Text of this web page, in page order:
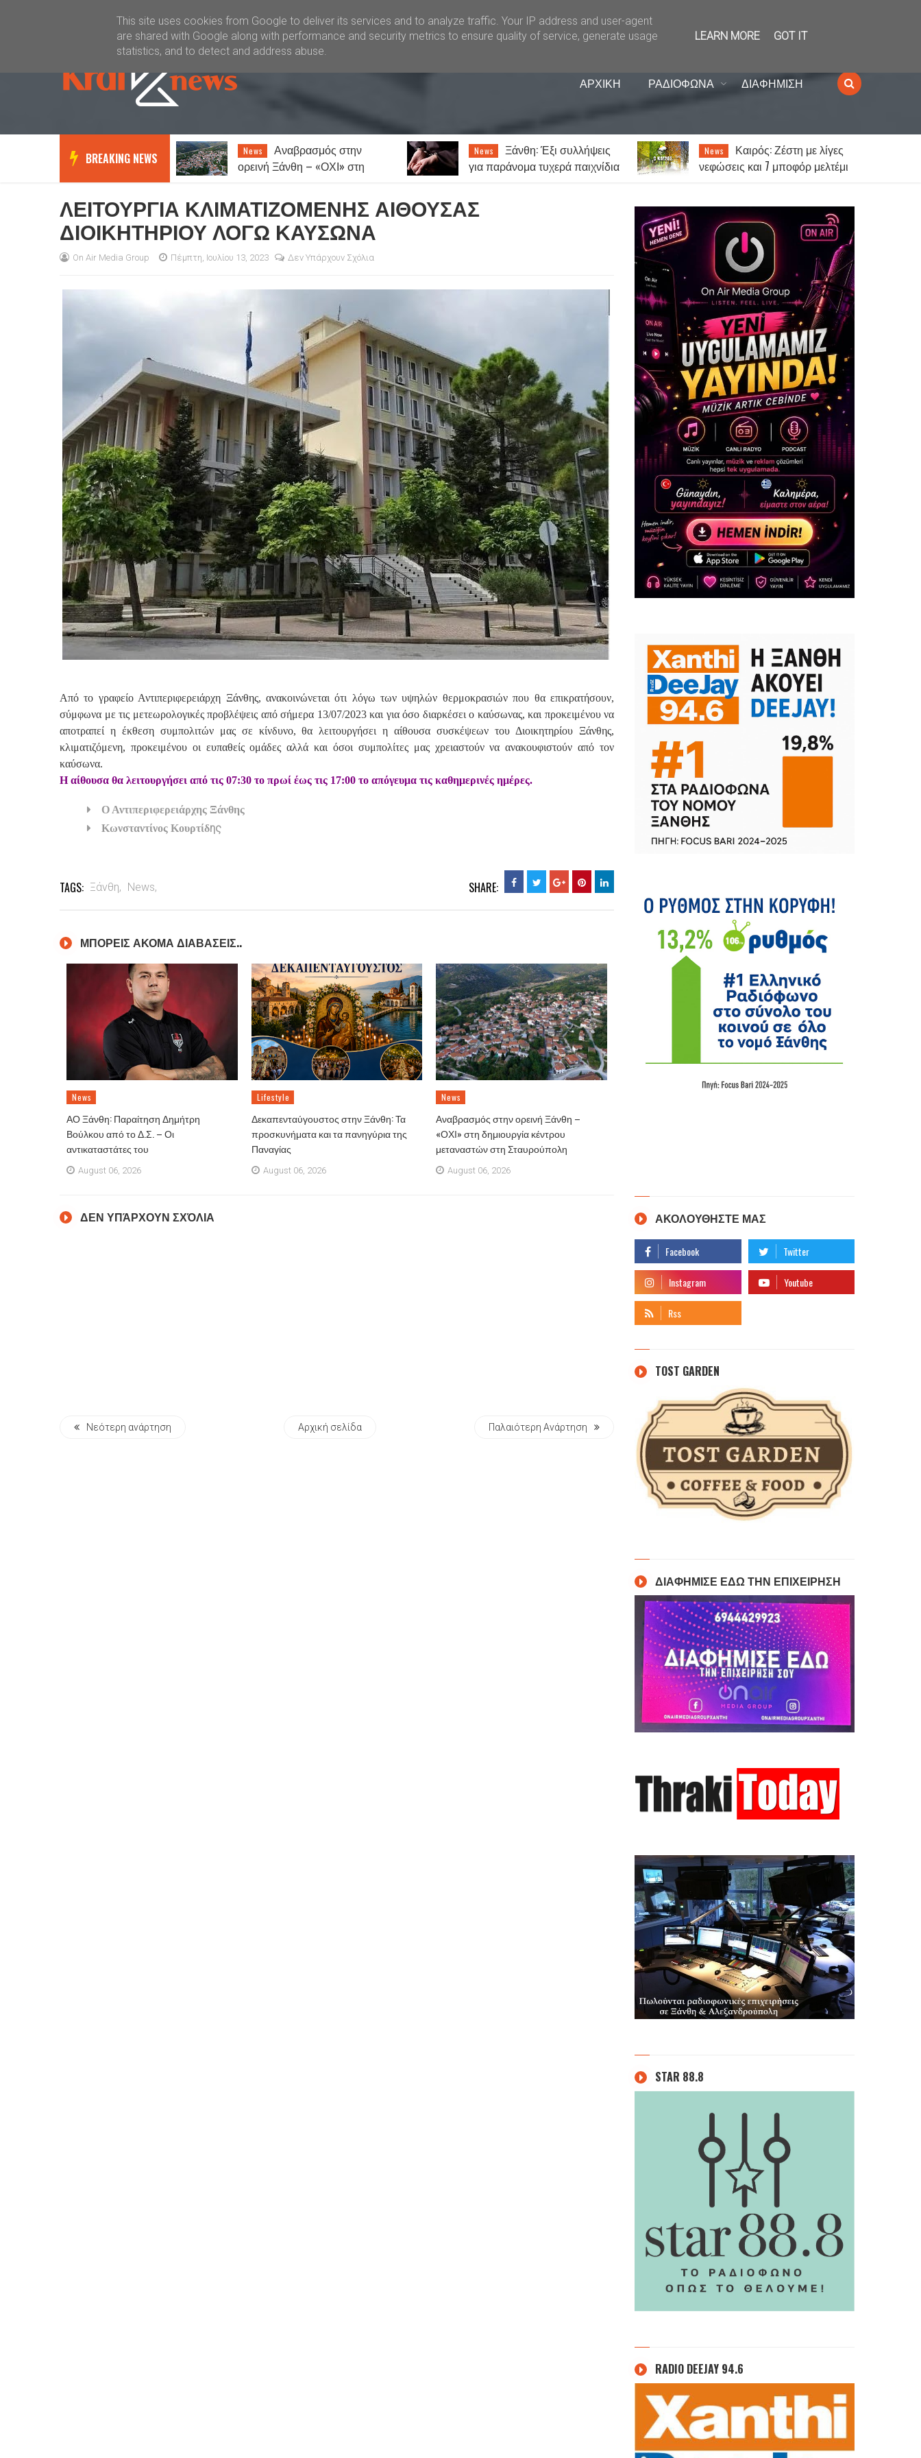
Καλώς ήλθατε Kral News
ΑΡΧΙΚΗ ΡΑΔΙΟΦΩΝΑ ΔΙΑΦΗΜΙΣΗ
BREAKING NEWS
Αναβρασμός στην
ορεινή Ξάνθη – «ΟΧΙ» στη
δημιουργία κέντρου
μεταναστών στη Σταυρούπολη
News
Ξάνθη: Έξι συλλήψεις
για παράνομα τυχερά παιχνίδια
News
Καιρός: Ζέστη με λίγες
νεφώσεις και 7 μποφόρ μελτέμι
News
Κώστας Ανυφαντάκης:
«Ο ΑΟΞ είναι πολύ μεγάλη
ΛΕΙΤΟΥΡΓΙΑ ΚΛΙΜΑΤΙΖΟΜΕΝΗΣ ΑΙΘΟΥΣΑΣ
ΔΙΟΙΚΗΤΗΡΙΟΥ ΛΟΓΩ ΚΑΥΣΩΝΑ
On Air Media Group Πέμπτη, Ιουλίου 13, 2023 Δεν Υπάρχουν Σχόλια
Από το γραφείο Αντιπεριφερειάρχη Ξάνθης, ανακοινώνεται ότι λόγω των υψηλών θερμοκρασιών που θα επικρατήσουν,
σύμφωνα με τις μετεωρολογικές προβλέψεις από σήμερα 13/07/2023 και για όσο διαρκέσει ο καύσωνας, και προκειμένου να
αποτραπεί η έκθεση συμπολιτών μας σε κίνδυνο, θα λειτουργήσει η αίθουσα συσκέψεων του Διοικητηρίου Ξάνθης,
κλιματιζόμενη, προκειμένου οι ευπαθείς ομάδες αλλά και όσοι συμπολίτες μας χρειαστούν να ανακουφιστούν από τον
καύσωνα.
Η αίθουσα θα λειτουργήσει από τις 07:30 το πρωί έως τις 17:00 το απόγευμα τις καθημερινές ημέρες.
Ο Αντιπεριφερειάρχης Ξάνθης
Κωνσταντίνος Κουρτίδης
TAGS: Ξάνθη, News, SHARE:
ΜΠΟΡΕΙΣ ΑΚΟΜΑ ΔΙΑΒΑΣΕΙΣ..
News
ΑΟ Ξάνθη: Παραίτηση Δημήτρη
Βούλκου από το Δ.Σ. – Οι
αντικαταστάτες του
August 06, 2026
Lifestyle
Δεκαπενταύγουστος στην Ξάνθη: Τα
προσκυνήματα και τα πανηγύρια της
Παναγίας
August 06, 2026
News
Αναβρασμός στην ορεινή Ξάνθη –
«ΟΧΙ» στη δημιουργία κέντρου
μεταναστών στη Σταυρούπολη
August 06, 2026
ΔΕΝ ΥΠΆΡΧΟΥΝ ΣΧΌΛΙΑ
Νεότερη ανάρτηση Αρχική σελίδα Παλαιότερη Ανάρτηση
ΑΚΟΛΟΥΘΗΣΤΕ ΜΑΣ
TOST GARDEN
ΔΙΑΦΗΜΙΣΕ ΕΔΩ ΤΗΝ ΕΠΙΧΕΙΡΗΣΗ
STAR 88.8
RADIO DEEJAY 94.6
This site uses cookies from Google to deliver its services and to analyze traffic. Your IP address and user-agent
are shared with Google along with performance and security metrics to ensure quality of service, generate usage
statistics, and to detect and address abuse.
LEARN MORE GOT IT